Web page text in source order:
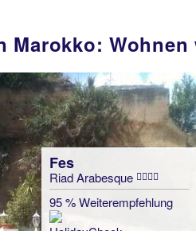
Marokko:
Marrakesch
Riad Kniza
100 % Weiterempfehlung